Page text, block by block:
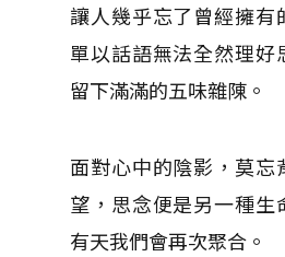
讓人幾乎忘了曾經擁有
單以話語無法全然理好
留下滿滿的五味雜陳。
面對心中的陰影，莫忘
望，思念便是另一種生
有天我們會再次聚合。